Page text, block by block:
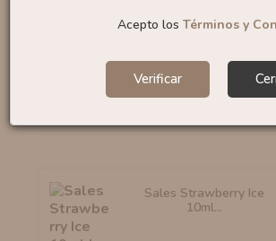
Acepto los Términos y
Verificar
Sales Watermelon
Sales Strawberry Ice
10ml...